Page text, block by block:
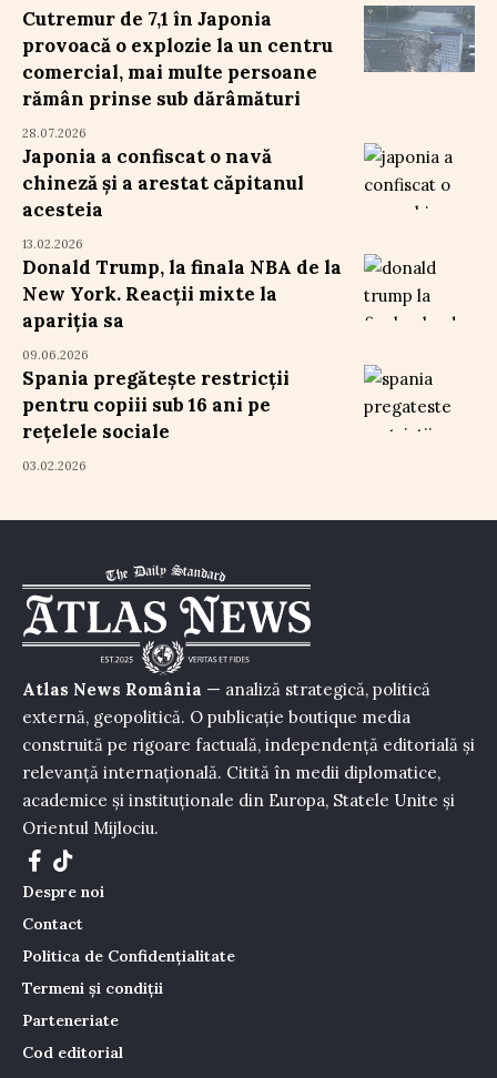
Cutremur de 7,1 în Japonia
provoacă o explozie la un centru
comercial, mai multe persoane
rămân prinse sub dărâmături
28.07.2026
Japonia a confiscat o navă
chineză și a arestat căpitanul
acesteia
13.02.2026
Donald Trump, la finala NBA de la
New York. Reacții mixte la
apariția sa
09.06.2026
Spania pregătește restricții
pentru copiii sub 16 ani pe
rețelele sociale
03.02.2026
Atlas News România — analiză strategică, politică
externă, geopolitică. O publicație boutique media
construită pe rigoare factuală, independență editorială și
relevanță internațională. Citită în medii diplomatice,
academice și instituționale din Europa, Statele Unite și
Orientul Mijlociu.
Despre noi
Contact
Politica de Confidențialitate
Termeni și condiții
Parteneriate
Cod editorial